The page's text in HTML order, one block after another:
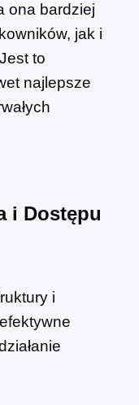
ona bardziej
jak i
to
najlepsze
i Dostępu
i